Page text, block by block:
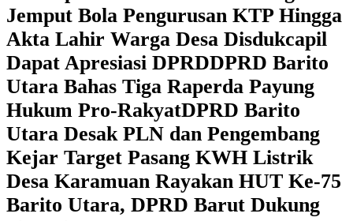
Jemput Bola Pengurusan KTP Hingga
Akta Lahir Warga Desa Disdukcapil
Dapat Apresiasi DPRDDPRD Barito
Utara Bahas Tiga Raperda Payung
Hukum Pro-RakyatDPRD Barito
Utara Desak PLN dan Pengembang
Kejar Target Pasang KWH Listrik
Desa Karamuan Rayakan HUT Ke-75
Barito Utara, DPRD Barut Dukung